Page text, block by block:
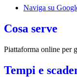
Naviga su
Cosa serve
Piattaforma online per
Tempi e